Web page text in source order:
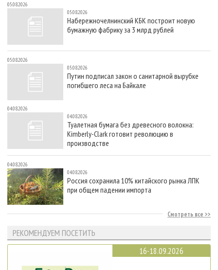
05.08.2026
05.08.2026
Набережночелнинский КБК построит новую
бумажную фабрику за 3 млрд рублей
05.08.2026
05.08.2026
Путин подписал закон о санитарной вырубке
погибшего леса на Байкале
04.08.2026
04.08.2026
Туалетная бумага без древесного волокна:
Kimberly-Clark готовит революцию в
производстве
04.08.2026
04.08.2026
Россия сохранила 10% китайского рынка ЛПК
при общем падении импорта
Смотреть все
РЕКОМЕНДУЕМ ПОСЕТИТЬ
16-18.09.2026